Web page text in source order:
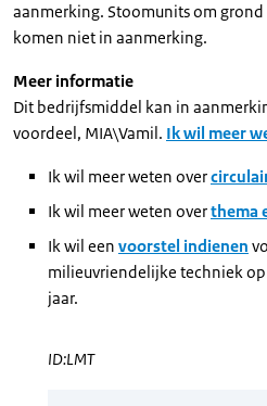
aanmerking. Stoomunits om
komen niet in aanmerking.
Meer informatie
Dit bedrijfsmiddel kan in
voordeel, MIA\Vamil. Ik wil meer
Ik wil meer weten over
Ik wil meer weten overthema
Ik wil een voorstel indienen
milieuvriendelijke techniek
jaar.
ID:LMT